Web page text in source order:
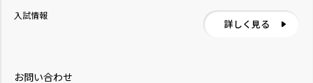
お問い合わせ
入試情報
詳しく見る